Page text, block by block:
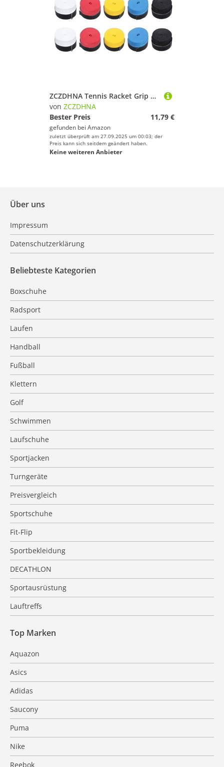
ZCZDHNA Tennis Racket Grip Tape 10Pcs | Non - Slip & Sweat Absorbent Overgrips | PU Material for Badminton/Squash Rackets/Fishing Rods | Comfortable & Easy to Install (Mixed Color)
von ZCZDHNA
Bester Preis
11,79 €
gefunden bei Amazon
zuletzt überprüft am 27.09.2025 um 00:03; der
Preis kann sich seitdem geändert haben.
Keine weiteren Anbieter
Über uns
Impressum
Datenschutzerklärung
Beliebteste Kategorien
Boxschuhe
Radsport
Laufen
Handball
Fußball
Klettern
Golf
Schwimmen
Laufschuhe
Sportjacken
Turngeräte
Preisvergleich
Sportschuhe
Fit-Flip
Sportbekleidung
DECATHLON
Sportausrüstung
Lauftreffs
Top Marken
Aquazon
Asics
Adidas
Saucony
Puma
Nike
Reebok